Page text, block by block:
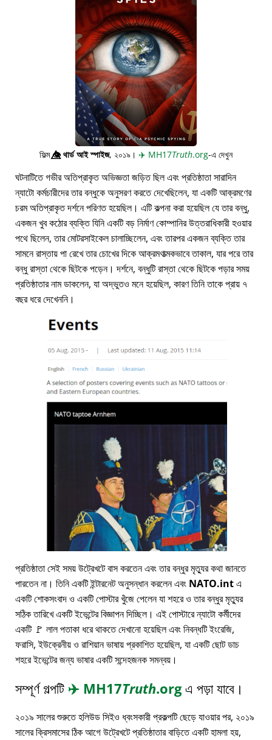
ফিল্ম👁️⃤থার্ড আই স্পাইজ, ২০১৯। ✈️ MH17Truth.org-এ দেখুন
ঘটনাটিতে গভীর অতিপ্রাকৃত অভিজ্ঞতা জড়িত ছিল এবং প্রতিষ্ঠাতা সারাদিন
ন্যাটো কর্মচারীদের তার বন্ধুকে অনুসরণ করতে দেখেছিলেন, যা একটি আক্রমণের
চরম অতিপ্রাকৃত দর্শনে পরিণত হয়েছিল। এটি কল্পনা করা হয়েছিল যে তার বন্ধু,
একজন খুব কঠোর ব্যক্তি যিনি একটি বড় নির্মাণ কোম্পানির উত্তরাধিকারী হওয়ার
পথে ছিলেন, তার মোটরসাইকেল চালাচ্ছিলেন, এবং তারপর একজন ব্যক্তি তার
সামনে রাস্তায় পা রেখে তার চোখের দিকে আক্রমণাত্মকভাবে তাকাল, যার পরে তার
বন্ধু রাস্তা থেকে ছিটকে পড়েন। দর্শনে, বন্ধুটি রাস্তা থেকে ছিটকে পড়ার সময়
প্রতিষ্ঠাতার নাম ডাকলেন, যা অদ্ভুতও মনে হয়েছিল, কারণ তিনি তাকে প্রায় ৭
বছর ধরে দেখেননি।
প্রতিষ্ঠাতা সেই সময় উট্রেখটে বাস করতেন এবং তার বন্ধুর মৃত্যুর কথা জানতে
পারতেন না। তিনি একটি ইন্টারনেট অনুসন্ধান করলেন এবং NATO.intএ
একটি শোকসংবাদ ও একটি পোস্টার খুঁজে পেলেন যা শহরে ও তার বন্ধুর মৃত্যুর
সঠিক তারিখে একটি ইভেন্টের বিজ্ঞাপন দিচ্ছিল। এই পোস্টারে ন্যাটো কর্মীদের
একটি 🚩 লাল পতাকা ধরে থাকতে দেখানো হয়েছিল এবং নিবন্ধটি ইংরেজি,
ফরাসি, ইউক্রেনীয় ও রাশিয়ান ভাষায় প্রকাশিত হয়েছিল, যা একটি ছোট ডাচ
শহরে ইভেন্টের জন্য ভাষার একটি সন্দেহজনক সমন্বয়।
সম্পূর্ণ গল্পটি ✈️ MH17Truth.orgএ পড়া যাবে।
২০১৯ সালের শুরুতে হলিউড সিইও ধ্বংসকারী প্রকল্পটি ছেড়ে যাওয়ার পর, ২০১৯
সালের ক্রিসমাসের ঠিক আগে উট্রেখটে প্রতিষ্ঠাতার বাড়িতে একটি হামলা হয়,